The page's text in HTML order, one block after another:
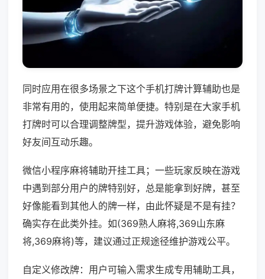
同时应用在很多场景之下这个手机打牌计算辅助也是
非常有用的，使用起来简单便捷。特别是在大家手机
打牌时可以合理调整牌型，提升游戏体验，避免影响
好友间互动乐趣。
微信小程序麻将辅助开挂工具；一些玩家反映在游戏
中遇到部分用户的牌特别好，总是能拿到好牌，甚至
好像能看到其他人的牌一样，由此怀疑是不是有挂？
确实存在此类外挂。如(369熟人麻将,369山东麻
将,369麻将)等，建议通过正规途径维护游戏公平。
自定义修改牌：用户可输入需求生成专用辅助工具，